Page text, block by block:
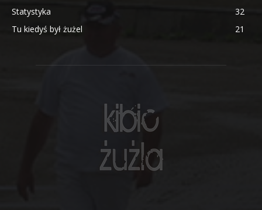
Statystyka
32
Tu kiedyś był żużel
21